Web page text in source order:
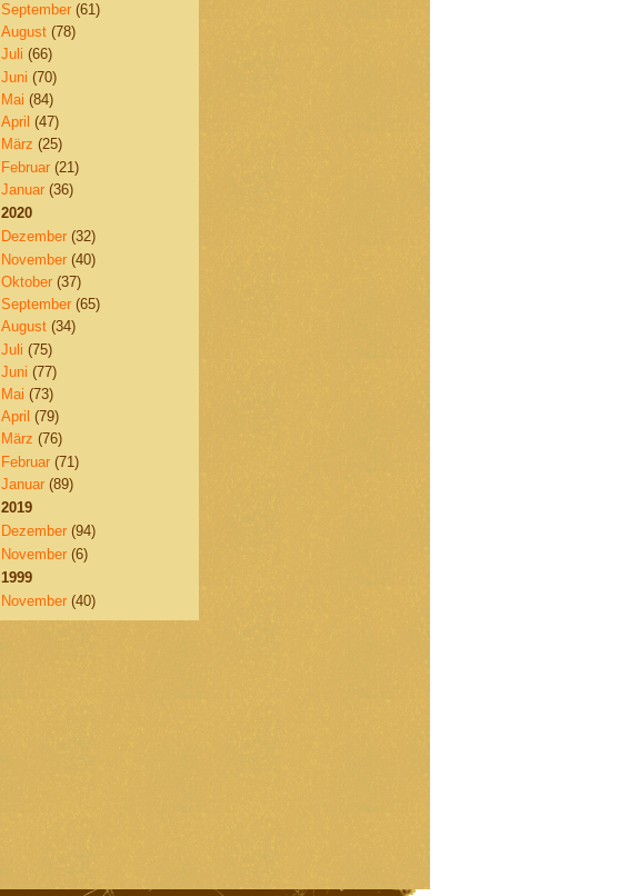
September(61)
August(78)
Juli (66)
Juni (70)
Mai (84)
April (47)
März (25)
Februar(21)
Januar(36)
2020
Dezember(32)
November(40)
Oktober(37)
September(65)
August(34)
Juli (75)
Juni (77)
Mai (73)
April (79)
März (76)
Februar(71)
Januar(89)
2019
Dezember(94)
November(6)
1999
November(40)